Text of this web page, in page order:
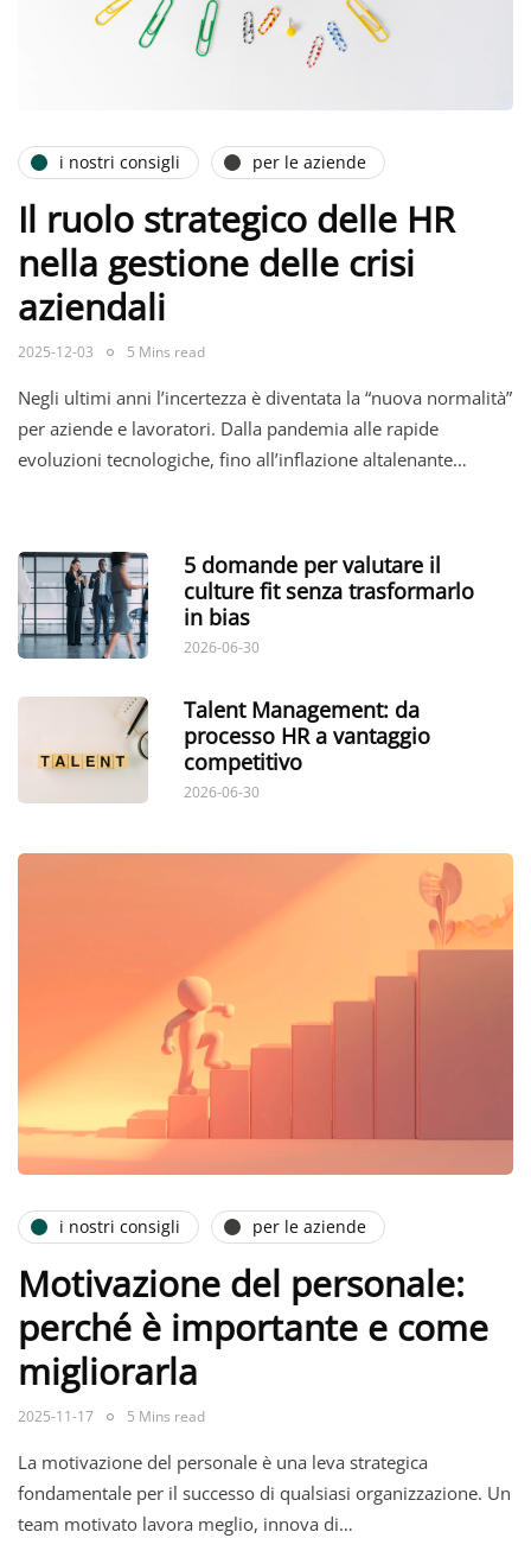
i nostri consigli per le aziende
Il ruolo strategico delle HR
nella gestione delle crisi
aziendali
2025-12-03 5 Mins read
Negli ultimi anni l’incertezza è diventata la “nuova normalità”
per aziende e lavoratori. Dalla pandemia alle rapide
evoluzioni tecnologiche, fino all’inflazione altalenante…
5 domande per valutare il
culture fit senza trasformarlo
in bias
2026-06-30
Talent Management: da
processo HR a vantaggio
competitivo
2026-06-30
i nostri consigli per le aziende
Motivazione del personale:
perché è importante e come
migliorarla
2025-11-17 5 Mins read
La motivazione del personale è una leva strategica
fondamentale per il successo di qualsiasi organizzazione. Un
team motivato lavora meglio, innova di…